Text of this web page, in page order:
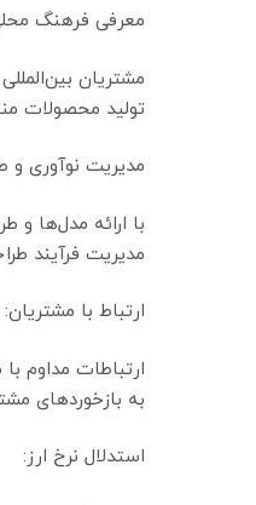
معرفی فرهنگ
مشتریان
تولید محصولات
مدیریت نوآوری و
با ارائه مدل‌ها و
مدیریت فرآیند
ارتباط با مشتریان:
ارتباطات مداوم با
به بازخوردهای
استدلال نرخ ارز: